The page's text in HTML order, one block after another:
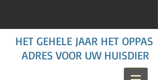
HET GEHELE JAAR HET OPPAS
ADRES VOOR UW HUISDIER